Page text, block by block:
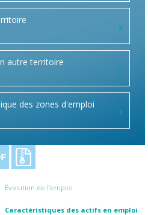
autre territoire
des zones d'emploi
Évolution de l’emploi
Caractéristiques des actifs en emploi